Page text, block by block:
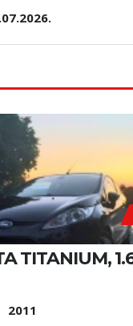
TITANIUM,
2011